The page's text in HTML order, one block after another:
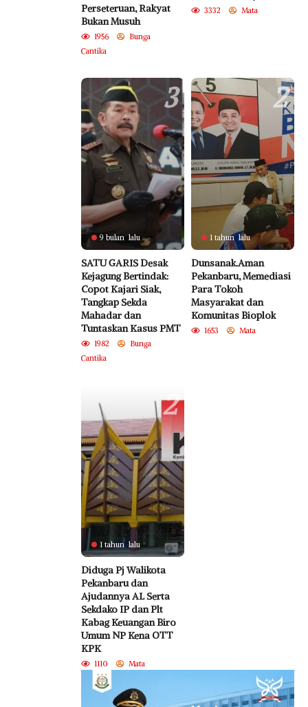
Perseteruan, Rakyat
Bukan Musuh
1956
Bunga
Cantika
3332 Mata
3
9 bulan lalu
SATU GARIS Desak
Kejagung Bertindak:
Copot Kajari Siak,
Tangkap Sekda
Mahadar dan
Tuntaskan Kasus PMT
1982
Bunga
Cantika
2
1 tahun lalu
Dunsanak.Aman
Pekanbaru, Memediasi
Para Tokoh
Masyarakat dan
Komunitas Bioplok
1653 Mata
2
1 tahun lalu
Diduga Pj Walikota
Pekanbaru dan
Ajudannya AL Serta
Sekdako IP dan Plt
Kabag Keuangan Biro
Umum NP Kena OTT
KPK
1110 Mata